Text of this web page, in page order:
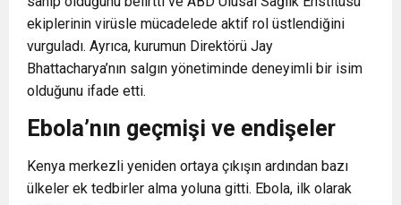
ekiplerinin virüsle mücadelede aktif rol üstlendiğini
vurguladı. Ayrıca, kurumun Direktörü Jay
Bhattacharya’nın salgın yönetiminde deneyimli bir isim
olduğunu ifade etti.
Ebola’nın geçmişi ve endişeler
Kenya merkezli yeniden ortaya çıkışın ardından bazı
ülkeler ek tedbirler alma yoluna gitti. Ebola, ilk olarak